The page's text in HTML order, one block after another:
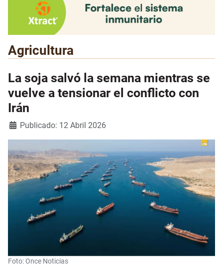
Agricultura
La soja salvó la semana mientras se
vuelve a tensionar el conflicto con
Irán
Detalles
Publicado: 12 Abril 2026
Foto: Once Noticias